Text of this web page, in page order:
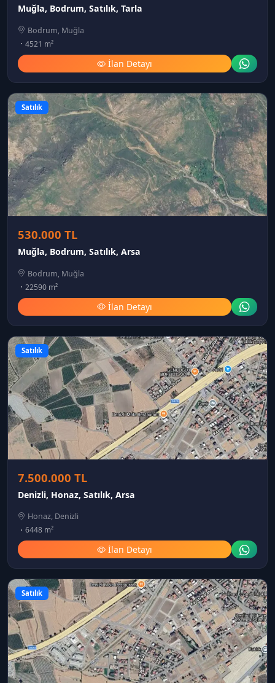
Muğla, Bodrum, Satılık, Tarla
Bodrum, Muğla
4521 m²
İlan Detayı
Satılık
530.000 TL
Muğla, Bodrum, Satılık, Arsa
Bodrum, Muğla
22590 m²
İlan Detayı
Satılık
7.500.000 TL
Denizli, Honaz, Satılık, Arsa
Honaz, Denizli
6448 m²
İlan Detayı
Satılık